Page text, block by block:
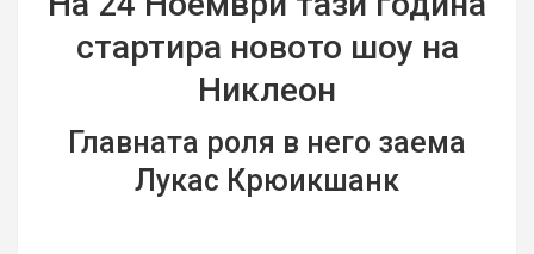
стартира новото шоу на
Никлеон
Главната роля в него заема
Лукас Крюикшанк